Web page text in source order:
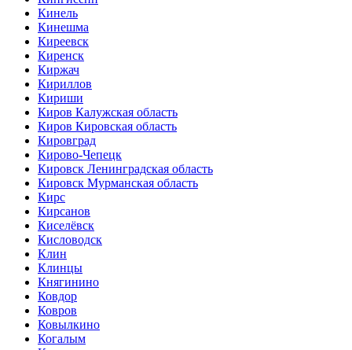
Кинель
Кинешма
Киреевск
Киренск
Киржач
Кириллов
Кириши
Киров Калужская область
Киров Кировская область
Кировград
Кирово-Чепецк
Кировск Ленинградская область
Кировск Мурманская область
Кирс
Кирсанов
Киселёвск
Кисловодск
Клин
Клинцы
Княгинино
Ковдор
Ковров
Ковылкино
Когалым